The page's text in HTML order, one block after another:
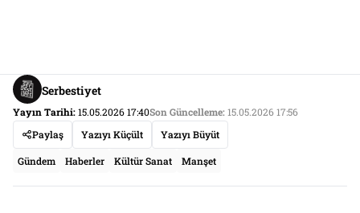
Serbestiyet
Yayın Tarihi:15.05.2026 17:40Son Güncelleme:15.05.2026 17:56
Paylaş
Yazıyı Küçült Yazıyı Büyüt
Gündem Haberler Kültür Sanat Manşet